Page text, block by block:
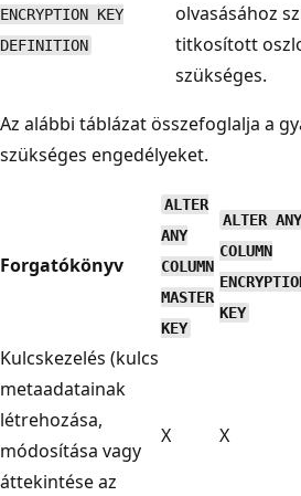
ENCRYPTION KEY
DEFINITION
olvasásához
titkosított
szükséges.
Az alábbi táblázat összefoglalja a
szükséges engedélyeket.
Forgatókönyv
ALTER
ANY
COLUMN
MASTER
KEY
ALTER ANY
COLUMN
KEY
Kulcskezelés (kulcs
metaadatainak
létrehozása,
módosítása vagy
áttekintése az
X X